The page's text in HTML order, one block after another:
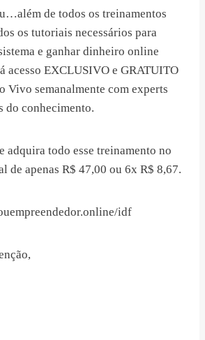
de todos os treinamentos
os tutoriais necessários para
e ganhar dinheiro online
acesso EXCLUSIVO e GRATUITO
Vivo semanalmente com experts
do conhecimento.
adquira todo esse treinamento no
de apenas R$ 47,00 ou 6x R$ 8,67.
idf